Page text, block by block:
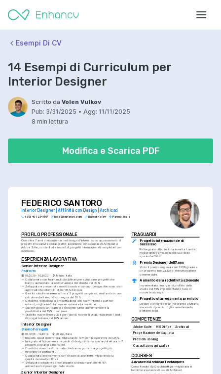
Esempi Di CV
14 Esempi di Curriculum per
Interior Designer
Scritto da Volen Vulkov
Pub: 3/31/2025 • Agg: 11/11/2025
8 min lettura
Modifica e Scarica PDF
FEDERICO SANTORO
Interior Designer | Affinità con Design | Archicad
+393 401 234 567 help@enhancv.com linkedin.com Parma, Italia
PROFILO PROFESSIONALE
Con oltre 7 anni di esperienza nel design d'interni, sono appassionato di
progetti innovativi e collaborativi. Eccellente conoscenza di Archicad e
Adobe Suite, con un forte record di progetti internazionali completati con
successo.
ESPERIENZA LAVORATIVA
Senior Interior Designer
Poliform
01/2020 - 10/2023 Milano, Italia
• Collaborato con team multidisciplinari per sviluppare progetti che
hanno aumentato la soddisfazione del cliente del 30%.
• Sviluppato e presentato mood boards e concept design che sono stati
approvati dai clienti in oltre l'85% dei casi.
• Gestito simultaneamente fino a 5 progetti complessi, risultando in una
riduzione dei tempi di consegna del 20%.
• Condotto workshop di progettazione con team interni e partner
esterni, migliorando la comunicazione e la coesione.
• Supervisionato un team di 3 designer junior aumentandone la
produttività del 15% in sei mesi.
• Stabilito nuove linee guida per l'uso di risorse digitali, riducendo i costi
di progettazione del 10% annuo.
Interior Designer
Studio Peregalli
06/2016 - 12/2019 Milano, Italia
• Revisito spazi commerciali migliorando l'efficienza operativa del 25%.
• Integrato efficacemente requisiti di design interno con architettura in 7
progetti di grandi dimensioni.
• Condotto ricerche di mercato che hanno portato a progetti più
innovativi e pertinenti.
• Collaborato strettamente con il team di architetti, migliorando la
qualità dei risultati finali.
• Sviluppato soluzioni personalizzate di design per clienti VIP,
aumentando il prestigio dello studio.
Junior Interior Designer
TRAGUARDI
Progetto internazionale di
successo
Ridisegnato uffici multinazionali a Londra,
migliorando l'efficienza dell'uso dello
spazio del 20%.
Premio Designer dell'Anno
Vinto il premio regionale nel 2019 grazie a
un progetto innovativo di ristrutturazione
commerciale.
Aumento della redditività aziendale
Incrementato i margini di profitto dello
studio del 15% implementando l'uso di
nuove tecnologie.
Progetto di arredamento premiato
Design di interni per un ristorante a Milano,
vincendo il premio miglior arredamento
d'interni local.
COMPETENZE
Adobe Suite MS Office Archicad
Progettazione dettagliata
Problem solving
Capacità organizzative
COURSES
Advanced Archicad Techniques
Corso fornito da Graphisoft per migliorare le
tecniche avanzate di uso di Archicad.